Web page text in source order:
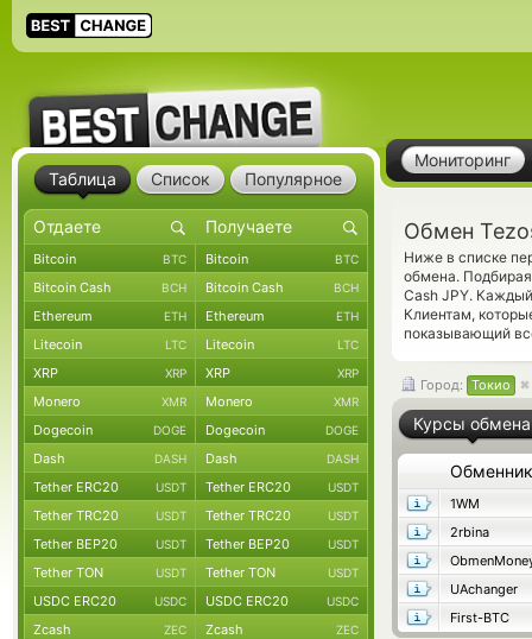
Мониторинг
Обмен
Ниже в списке
обмена.
Cash JPY.
Клиентам,
показывающий
Город: Токио
Курсы обмена
Обменник
1WM
2rbina
UAchanger
First-BTC
Таблица Список Популярное
Bitcoin BTC Bitcoin BTC
Bitcoin Cash BCH Bitcoin Cash BCH
Ethereum ETH Ethereum ETH
Litecoin LTC Litecoin LTC
XRP XRP XRP XRP
Monero XMR Monero XMR
Dogecoin DOGE Dogecoin DOGE
Dash DASH Dash DASH
Tether ERC20 USDT Tether ERC20 USDT
Tether TRC20 USDT Tether TRC20 USDT
Tether BEP20 USDT Tether BEP20 USDT
Tether TON USDT Tether TON USDT
USDC ERC20 USDC USDC ERC20 USDC
Zcash ZEC Zcash ZEC